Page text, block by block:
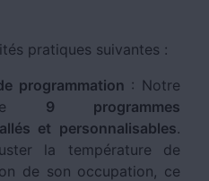
pratiques suivantes :
programmation : Notre
9 programmes
et personnalisables.
la température de
de son occupation, ce